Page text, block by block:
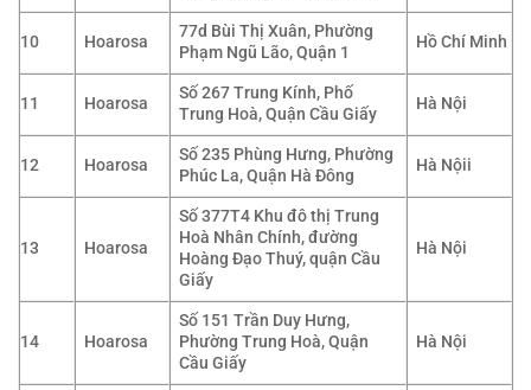
10 Hoarosa
77d Bùi Thị Xuân, Phường
Phạm Ngũ Lão, Quận 1
Hồ Chí Minh
11 Hoarosa
Số 267 Trung Kính, Phố
Trung Hoà, Quận Cầu Giấy
Hà Nội
12 Hoarosa
Số 235 Phùng Hưng, Phường
Phúc La, Quận Hà Đông
Hà Nộii
13 Hoarosa
Số 377T4 Khu đô thị Trung
Hoà Nhân Chính, đường
Hoàng Đạo Thuý, quận Cầu
Giấy
Hà Nội
14 Hoarosa
Số 151 Trần Duy Hưng,
Phường Trung Hoà, Quận
Cầu Giấy
Hà Nội